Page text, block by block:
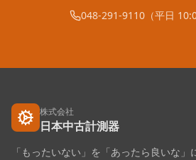
048-291-9110（平日
株式会社
日本中古計測器
「もったいない」を「あったら良いな